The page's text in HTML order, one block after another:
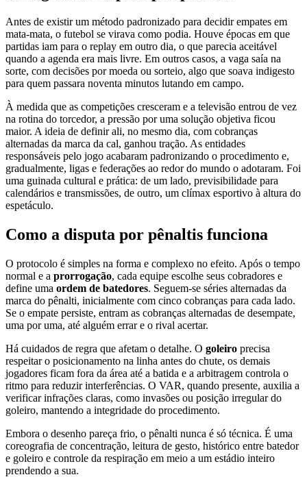
Antes de existir um método padronizado para decidir empates em
mata-mata, o futebol se virava como podia. Houve épocas em que
partidas iam para o replay em outro dia, o que parecia aceitável
quando a agenda era mais livre. Em outros casos, a vaga saía na
sorte, com decisões por moeda ou sorteio, algo que soava indigesto
para quem passara noventa minutos lutando em campo.
À medida que as competições cresceram e a televisão entrou de vez
na rotina do torcedor, a pressão por uma solução objetiva ficou
maior. A ideia de definir ali, no mesmo dia, com cobranças
alternadas da marca da cal, ganhou tração. As entidades
responsáveis pelo jogo acabaram padronizando o procedimento e,
gradualmente, ligas e federações ao redor do mundo o adotaram. Foi
uma guinada cultural e prática: de um lado, previsibilidade para
calendários e transmissões, de outro, um clímax esportivo à altura do
espetáculo.
Como a disputa por pênaltis funciona
O protocolo é simples na forma e complexo no efeito. Após o tempo
normal e a prorrogação, cada equipe escolhe seus cobradores e
define uma ordem de batedores. Seguem-se séries alternadas da
marca do pênalti, inicialmente com cinco cobranças para cada lado.
Se o empate persiste, entram as cobranças alternadas de desempate,
uma por uma, até alguém errar e o rival acertar.
Há cuidados de regra que afetam o detalhe. O goleiro precisa
respeitar o posicionamento na linha antes do chute, os demais
jogadores ficam fora da área até a batida e a arbitragem controla o
ritmo para reduzir interferências. O VAR, quando presente, auxilia a
verificar infrações claras, como invasões ou posição irregular do
goleiro, mantendo a integridade do procedimento.
Embora o desenho pareça frio, o pênalti nunca é só técnica. É uma
coreografia de concentração, leitura de gesto, histórico entre batedor
e goleiro e controle da respiração em meio a um estádio inteiro
prendendo a sua.